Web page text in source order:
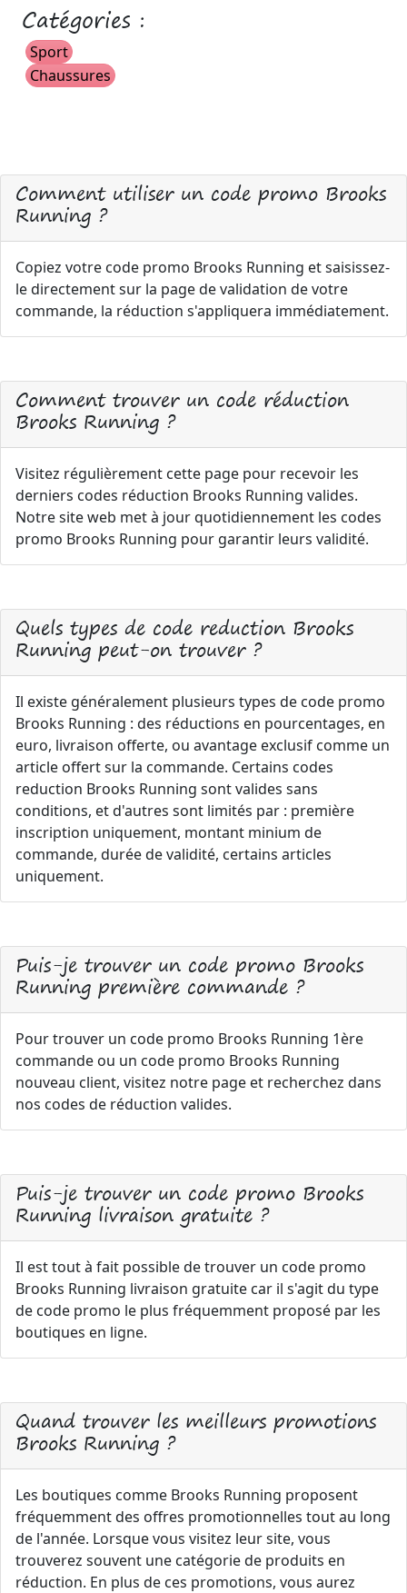
Catégories :
Sport
Chaussures
Comment utiliser un code promo Brooks
Running ?
Copiez votre code promo Brooks Running et saisissez-
le directement sur la page de validation de votre
commande, la réduction s'appliquera immédiatement.
Comment trouver un code réduction
Brooks Running ?
Visitez régulièrement cette page pour recevoir les
derniers codes réduction Brooks Running valides.
Notre site web met à jour quotidiennement les codes
promo Brooks Running pour garantir leurs validité.
Quels types de code reduction Brooks
Running peut-on trouver ?
Il existe généralement plusieurs types de code promo
Brooks Running : des réductions en pourcentages, en
euro, livraison offerte, ou avantage exclusif comme un
article offert sur la commande. Certains codes
reduction Brooks Running sont valides sans
conditions, et d'autres sont limités par : première
inscription uniquement, montant minium de
commande, durée de validité, certains articles
uniquement.
Puis-je trouver un code promo Brooks
Running première commande ?
Pour trouver un code promo Brooks Running 1ère
commande ou un code promo Brooks Running
nouveau client, visitez notre page et recherchez dans
nos codes de réduction valides.
Puis-je trouver un code promo Brooks
Running livraison gratuite ?
Il est tout à fait possible de trouver un code promo
Brooks Running livraison gratuite car il s'agit du type
de code promo le plus fréquemment proposé par les
boutiques en ligne.
Quand trouver les meilleurs promotions
Brooks Running ?
Les boutiques comme Brooks Running proposent
fréquemment des offres promotionnelles tout au long
de l'année. Lorsque vous visitez leur site, vous
trouverez souvent une catégorie de produits en
réduction. En plus de ces promotions, vous aurez